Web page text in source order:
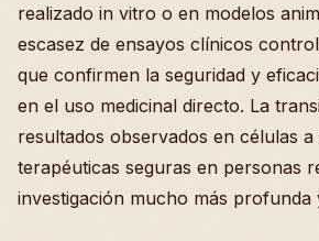
realizado in vitro o en modelos
escasez de ensayos clínicos
que confirmen la seguridad y
en el uso medicinal directo. La
resultados observados en células a
terapéuticas seguras en personas
investigación mucho más profunda